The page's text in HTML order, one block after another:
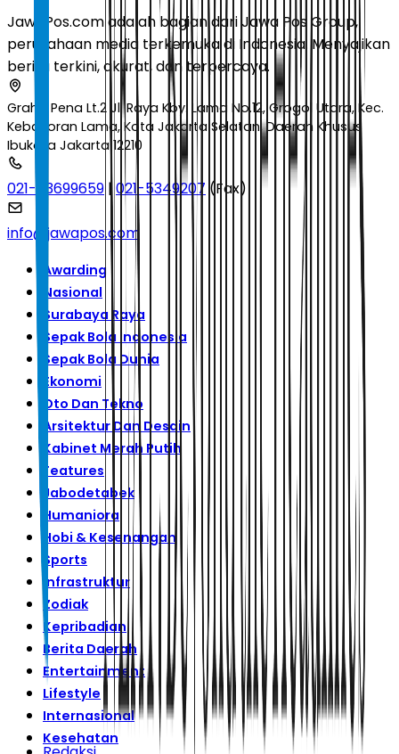
JawaPos.com adalah bagian dari Jawa Pos Group,
perusahaan media terkemuka di Indonesia. Menyajikan
berita terkini, akurat, dan terpercaya.
Graha Pena Lt.2 Jl. Raya Kby. Lama No.12, Grogol Utara, Kec.
Kebayoran Lama, Kota Jakarta Selatan, Daerah Khusus
Ibukota Jakarta 12210
021-53699659 |021-5349207 (Fax)
info@jawapos.com
Awarding
Nasional
Surabaya Raya
Sepak Bola Indonesia
Sepak Bola Dunia
Ekonomi
Oto Dan Tekno
Arsitektur Dan Desain
Kabinet Merah Putih
Features
Jabodetabek
Humaniora
Hobi & Kesenangan
Sports
Infrastruktur
Zodiak
Kepribadian
Berita Daerah
Entertainment
Lifestyle
Internasional
Kesehatan